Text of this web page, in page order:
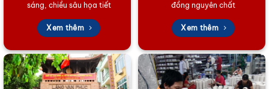
sáng, chiều sâu họa tiết
Xem thêm
đồng nguyên chất
Xem thêm